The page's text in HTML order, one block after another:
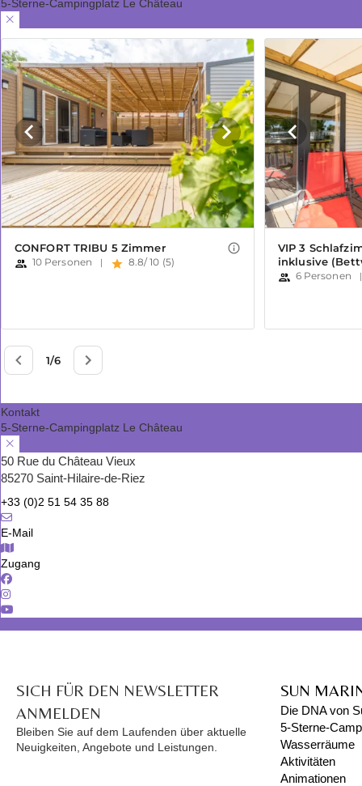
5-Sterne-Campingplatz Le Château
Kontakt
5-Sterne-Campingplatz Le Château
50 Rue du Château Vieux
85270 Saint-Hilaire-de-Riez
+33 (0)2 51 54 35 88
E-Mail
Zugang
SICH FÜR DEN NEWSLETTER
ANMELDEN
Bleiben Sie auf dem Laufenden über aktuelle
Neuigkeiten, Angebote und Leistungen.
SUN
Die DNA von
5-Sterne-
Wasserräume
Aktivitäten
Animationen